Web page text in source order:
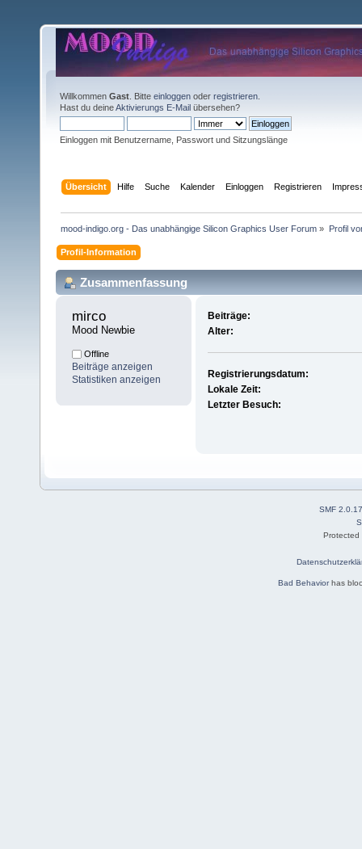
Willkommen Gast . Bitte einloggen oder registrieren
Hast du deineAktivierungs E-Mail übersehen?
Einloggen mit Benutzername, Passwort und Sitzungslänge
Übersicht Hilfe Suche Kalender Einloggen Registrieren
mood-indigo.org - Das unabhängige Silicon Graphics User Forum » Profil
Profil-Information
Zusammenfassung
mirco
Mood Newbie
Offline
Beiträge anzeigen
Statistiken anzeigen
Beiträge:
Alter:
Registrierungsdatum:
Lokale Zeit:
Letzter Besuch:
SMF 2.0.17
Bad Behaviorhas